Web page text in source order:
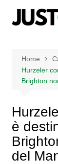
Home
Hurzeler
Brighton
è
del